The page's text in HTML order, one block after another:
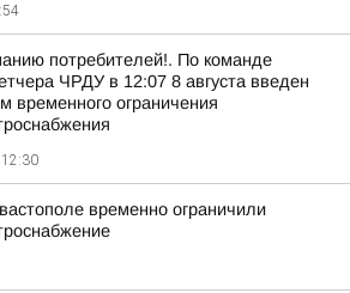
потребителей!. По команде
ЧРДУ в 12:07 8 августа введен
временного ограничения
12:30
временно ограничили